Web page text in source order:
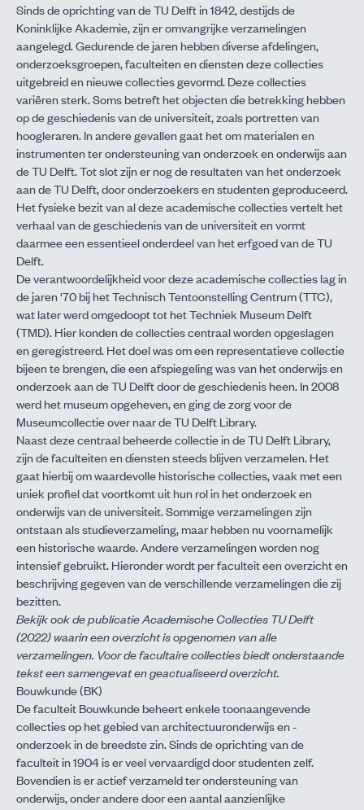
Sinds de oprichting van de TU Delft in 1842, destijds de
Koninklijke Akademie, zijn er omvangrijke verzamelingen
aangelegd. Gedurende de jaren hebben diverse afdelingen,
onderzoeksgroepen, faculteiten en diensten deze collecties
uitgebreid en nieuwe collecties gevormd. Deze collecties
variëren sterk. Soms betreft het objecten die betrekking hebben
op de geschiedenis van de universiteit, zoals portretten van
hoogleraren. In andere gevallen gaat het om materialen en
instrumenten ter ondersteuning van onderzoek en onderwijs aan
de TU Delft. Tot slot zijn er nog de resultaten van het onderzoek
aan de TU Delft, door onderzoekers en studenten geproduceerd.
Het fysieke bezit van al deze academische collecties vertelt het
verhaal van de geschiedenis van de universiteit en vormt
daarmee een essentieel onderdeel van het erfgoed van de TU
Delft.
De verantwoordelijkheid voor deze academische collecties lag in
de jaren '70 bij het Technisch Tentoonstelling Centrum (TTC),
wat later werd omgedoopt tot het Techniek Museum Delft
(TMD). Hier konden de collecties centraal worden opgeslagen
en geregistreerd. Het doel was om een representatieve collectie
bijeen te brengen, die een afspiegeling was van het onderwijs en
onderzoek aan de TU Delft door de geschiedenis heen. In 2008
werd het museum opgeheven, en ging de zorg voor de
Museumcollectie over naar deTU Delft Library.
Naast deze centraal beheerde collectie in de TU Delft Library,
zijn de faculteiten en diensten steeds blijven verzamelen. Het
gaat hierbij om waardevolle historische collecties, vaak met een
uniek profiel dat voortkomt uit hun rol in het onderzoek en
onderwijs van de universiteit. Sommige verzamelingen zijn
ontstaan als studieverzameling, maar hebben nu voornamelijk
een historische waarde. Andere verzamelingen worden nog
intensief gebruikt. Hieronder wordt per faculteit een overzicht en
beschrijving gegeven van de verschillende verzamelingen die zij
bezitten.
Bekijk ook de publicatieAcademische Collecties TU Delft
(2022) waarin een overzicht is opgenomen van alle
verzamelingen. Voor de facultaire collecties biedt onderstaande
tekst een samengevat en geactualiseerd overzicht.
Bouwkunde (BK)
De faculteit Bouwkunde beheert enkele toonaangevende
collecties op het gebied van architectuuronderwijs en -
onderzoek in de breedste zin. Sinds de oprichting van de
faculteit in 1904 is er veel vervaardigd door studenten zelf.
Bovendien is er actief verzameld ter ondersteuning van
onderwijs, onder andere door een aantal aanzienlijke